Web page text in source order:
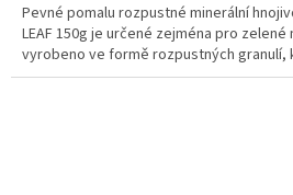
Pevné pomalu rozpustné minerální hnojivo
LEAF 150g je určené zejména pro
vyrobeno ve formě rozpustných granulí,